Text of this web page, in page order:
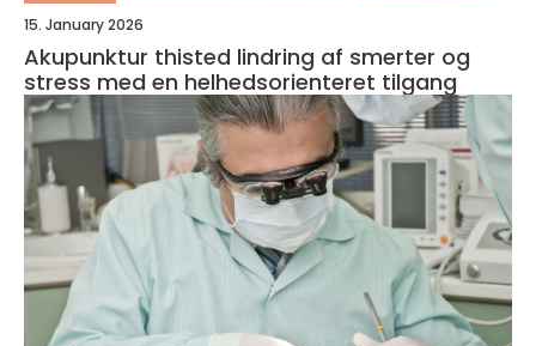
15. January 2026
Akupunktur thisted lindring af smerter og
stress med en helhedsorienteret tilgang